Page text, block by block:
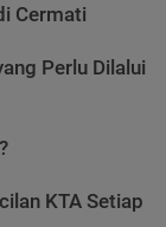
Cermati
Perlu Dilalui
KTA Setiap